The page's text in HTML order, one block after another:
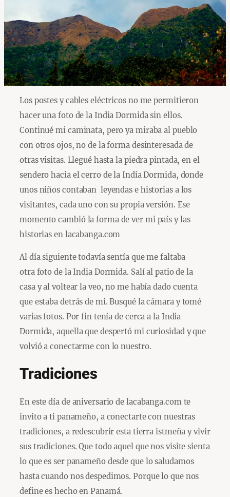
Los postes y cables eléctricos no me permitieron
hacer una foto de la India Dormida sin ellos.
Continué mi caminata, pero ya miraba al pueblo
con otros ojos, no de la forma desinteresada de
otras visitas. Llegué hasta la piedra pintada, en el
sendero hacia el cerro de la India Dormida, donde
unos niños contaban leyendas e historias a los
visitantes, cada uno con su propia versión. Ese
momento cambió la forma de ver mi país y las
historias en lacabanga.com
Al día siguiente todavía sentía que me faltaba
otra foto de la India Dormida. Salí al patio de la
casa y al voltear la veo, no me había dado cuenta
que estaba detrás de mi. Busqué la cámara y tomé
varias fotos. Por fin tenía de cerca a la India
Dormida, aquella que despertó mi curiosidad y que
volvió a conectarme con lo nuestro.
Tradiciones
En este día de aniversario de lacabanga.com te
invito a ti panameño, a conectarte con nuestras
tradiciones, a redescubrir esta tierra istmeña y vivir
sus tradiciones. Que todo aquel que nos visite sienta
lo que es ser panameño desde que lo saludamos
hasta cuando nos despedimos. Porque lo que nos
define es hecho en Panamá.